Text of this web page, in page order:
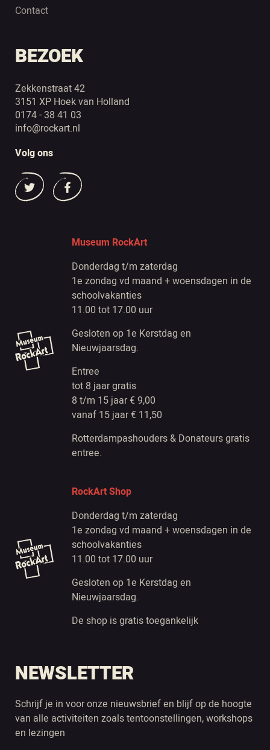
Contact
BEZOEK
Zekkenstraat 42
3151 XP Hoek van Holland
0174 - 38 41 03
info@rockart.nl
Volg ons
Museum RockArt
Donderdag t/m zaterdag
1e zondag vd maand + woensdagen in de
schoolvakanties
11.00 tot 17.00 uur
Gesloten op 1e Kerstdag en
Nieuwjaarsdag.
Entree
tot 8 jaar gratis
8 t/m 15 jaar € 9,00
vanaf 15 jaar € 11,50
Rotterdampashouders & Donateurs gratis
entree.
RockArt Shop
Donderdag t/m zaterdag
1e zondag vd maand + woensdagen in de
schoolvakanties
11.00 tot 17.00 uur
Gesloten op 1e Kerstdag en
Nieuwjaarsdag.
De shop is gratis toegankelijk
NEWSLETTER
Schrijf je in voor onze nieuwsbrief en blijf op de hoogte
van alle activiteiten zoals tentoonstellingen, workshops
en lezingen